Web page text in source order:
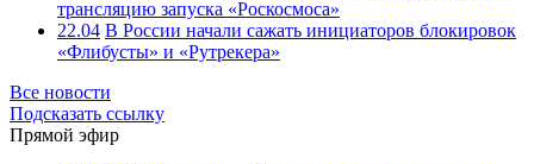
трансляцию запуска «Роскосмоса»
22.04 В России начали сажать инициаторов блокировок
«Флибусты» и «Рутрекера»
Все новости
Подсказать ссылку
Прямой эфир